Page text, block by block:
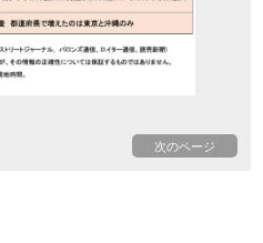
次のページ